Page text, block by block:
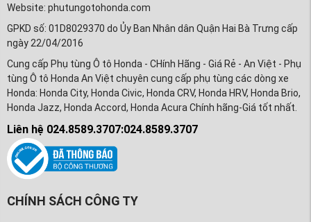
Website: phutungotohonda.com
GPKD số: 01D8029370 do Ủy Ban Nhân dân Quận Hai Bà Trưng cấp
ngày 22/04/2016
Cung cấp Phụ tùng Ô tô Honda - CHính Hãng - Giá Rẻ - An Việt - Phụ
tùng Ô tô Honda An Việt chuyên cung cấp phụ tùng các dòng xe
Honda: Honda City, Honda Civic, Honda CRV, Honda HRV, Honda Brio,
Honda Jazz, Honda Accord, Honda Acura Chính hãng-Giá tốt nhất.
Liên hệ 024.8589.3707:024.8589.3707
CHÍNH SÁCH CÔNG TY